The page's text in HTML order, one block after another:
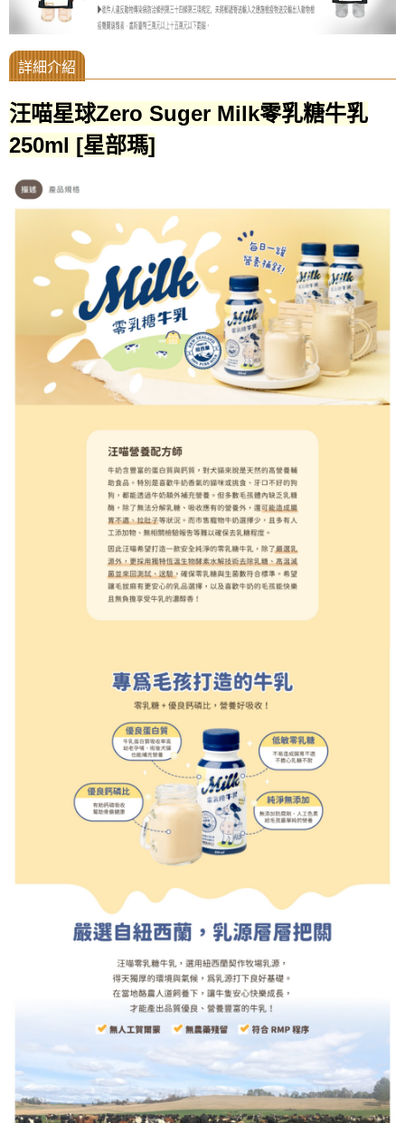
汪喵星球Zero Suger Milk零乳糖牛乳
250ml [星部瑪]